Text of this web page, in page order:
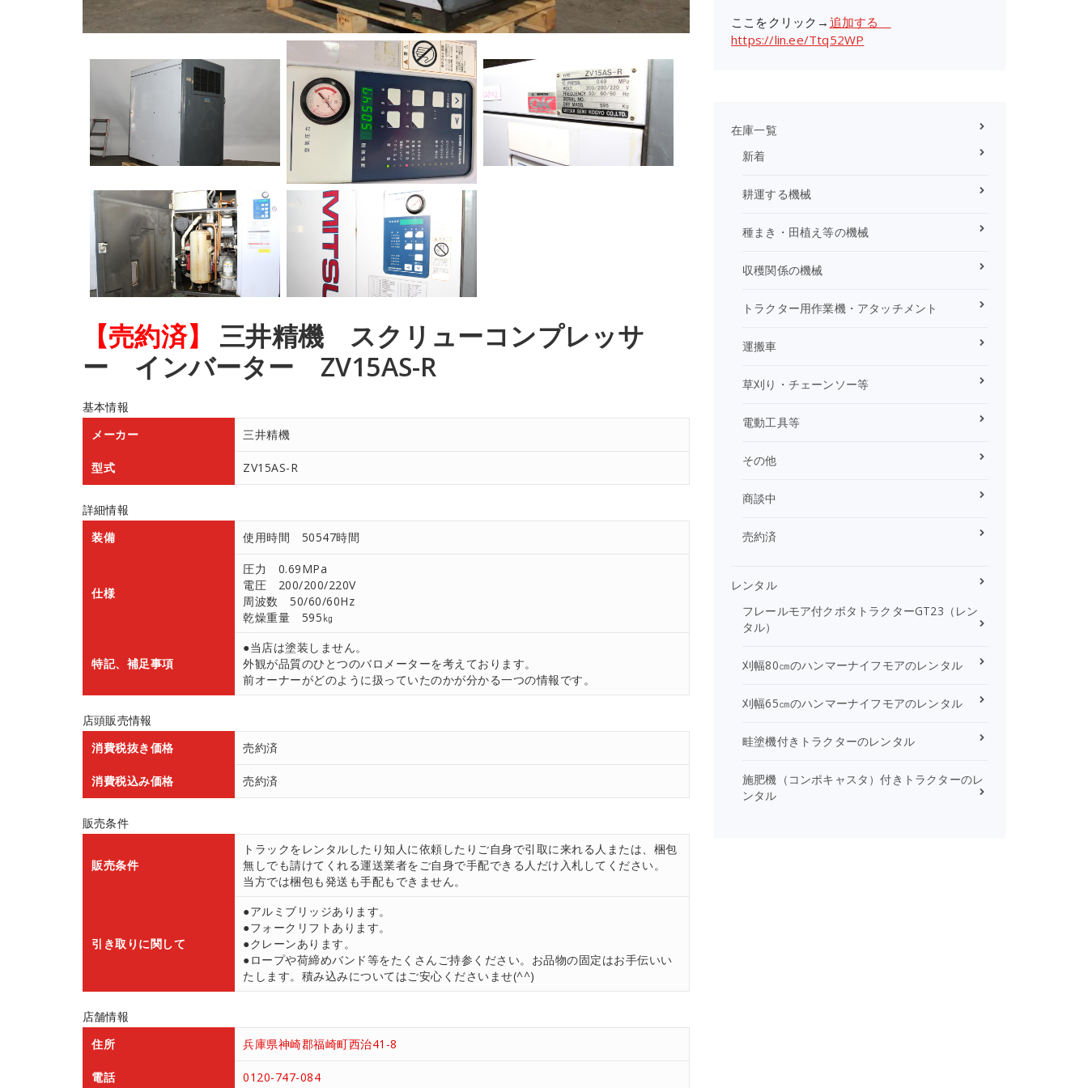
【売約済】
三井精機 スクリューコンプレッサ
ー インバーター ZV15AS-R
基本情報
メーカー
三井精機
型式 ZV15AS-R
詳細情報
装備
使用時間 50547時間
仕様
圧力 0.69MPa
電圧 200/200/220V
周波数 50/60/60Hz
乾燥重量 595㎏
特記、補足事項
●当店は塗装しません。
外観が品質のひとつのバロメーターを考えております。
前オーナーがどのように扱っていたのかが分かる一つの情報です。
店頭販売情報
消費税抜き価格
売約済
消費税込み価格 売約済
販売条件
販売条件
トラックをレンタルしたり知人に依頼したりご自身で引取に来れる人または、梱包
無しでも請けてくれる運送業者をご自身で手配できる人だけ入札してください。
当方では梱包も発送も手配もできません。
引き取りに関して
●アルミブリッジあります。
●フォークリフトあります。
●クレーンあります。
●ロープや荷締めバンド等をたくさんご持参ください。お品物の固定はお手伝いい
たします。積み込みについてはご安心くださいませ(^^)
店舗情報
住所
兵庫県神崎郡福崎町西治41-8
電話 0120-747-084
ここをクリック→ 追加する
https://lin.ee/Ttq52WP
在庫一覧
新着
耕運する機械
種まき・田植え等の機械
収穫関係の機械
トラクター用作業機・アタッチメント
運搬車
草刈り・チェーンソー等
電動工具等
その他
商談中
売約済
レンタル
フレールモア付クボタトラクターGT23（レン
タル）
刈幅80㎝のハンマーナイフモアのレンタル
刈幅65㎝のハンマーナイフモアのレンタル
畦塗機付きトラクターのレンタル
施肥機（コンポキャスタ）付きトラクターのレ
ンタル